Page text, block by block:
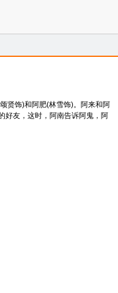
贤饰)和阿肥(林雪饰)。阿来和阿
好友，这时，阿南告诉阿鬼，阿